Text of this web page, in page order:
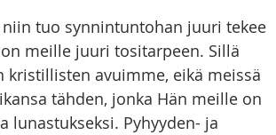
tuo synnintuntohan juuri tekee
meille juuri tositarpeen. Sillä
kristillisten avuimme, eikä meissä
tähden, jonka Hän meille on
lunastukseksi. Pyhyyden- ja